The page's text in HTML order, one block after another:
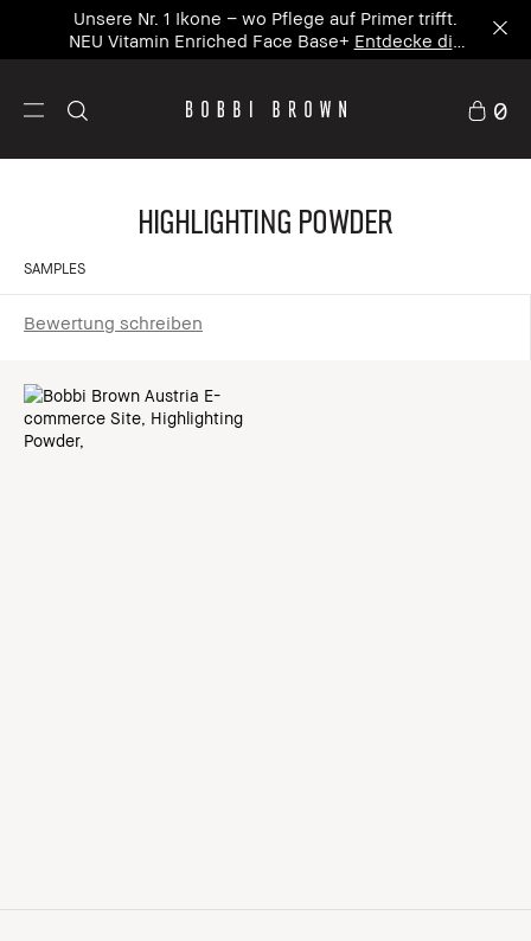
Unsere Nr. 1 Ikone – wo Pflege auf Primer trifft.
NEU Vitamin Enriched Face Base+ Entdecke die
neue Ikone
0
Highlighting Powder
SAMPLES
Bewertung schreiben